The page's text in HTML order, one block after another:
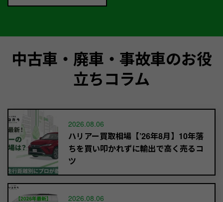
中古車・廃車・事故車のお役
立ちコラム
2026.08.06
ハリアー買取相場【’26年8月】10年落
ちを買い叩かれずに輸出で高く売るコ
ツ
2026.08.06